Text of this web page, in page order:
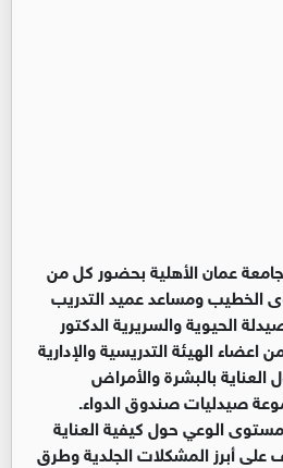
عمان الأهلية بحضور كل من
الخطيب ومساعد عميد التدريب
الحيوية والسريرية الدكتور
الهيئة التدريسية والإدارية
بالبشرة والأمراض
صيدليات صندوق الدواء.
الوعي حول كيفية العناية
على أبرز المشكلات الجلدية وطرق